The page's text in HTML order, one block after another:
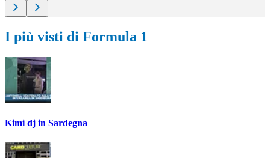
I più visti di Formula 1
Kimi dj in Sardegna